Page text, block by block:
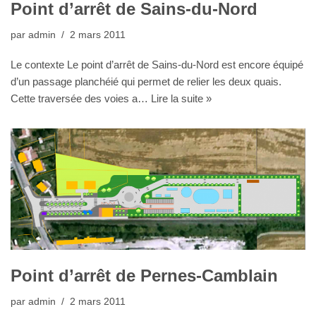
Point d’arrêt de Sains-du-Nord
par admin 2 mars 2011
Le contexte Le point d’arrêt de Sains-du-Nord est encore équipé
d’un passage planchéié qui permet de relier les deux quais.
Cette traversée des voies a… Lire la suite »
Point d’arrêt de Pernes-Camblain
par admin 2 mars 2011